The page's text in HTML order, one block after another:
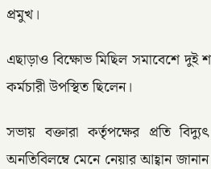
প্রমুখ।
এছাড়াও বিক্ষোভ মিছিল সমাবেশে দুই
কর্মচারী উপস্থিত ছিলেন।
সভায় বক্তারা কর্তৃপক্ষের প্রতি
অনতিবিলম্বে মেনে নেয়ার আহ্বান